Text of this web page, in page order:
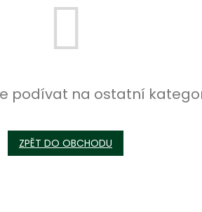
podívat na ostatní
ZPĚT DO OBCHODU